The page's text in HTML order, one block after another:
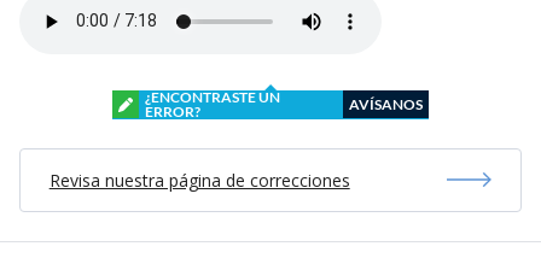
¿ENCONTRASTE UN
ERROR?
AVÍSANOS
Revisa nuestra página de correcciones